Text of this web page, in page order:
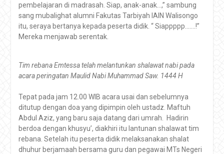
pembelajaran di madrasah. Siap, anak-anak…,” sambung
sang mubalighat alumni Fakutas Tarbiyah IAIN Walisongo
itu, seraya bertanya kepada peserta didik. “ Siappppp…….!”
Mereka menjawab serentak.
Tim rebana Emtessa telah melantunkan shalawat nabi pada
acara peringatan Maulid Nabi Muhammad Saw. 1444 H
Tepat pada jam 12.00 WIB acara usai dan sebelumnya
ditutup dengan doa yang dipimpin oleh ustadz. Maftuh
Abdul Aziz, yang baru saja datang dari umrah. Hadirin
berdoa dengan khusyu’, diakhiri itu lantunan shalawat tim
rebana. Setelah itu peserta didik melaksanakan shalat
dhuhur berjamaah bersama guru dan pegawai MTs Negeri